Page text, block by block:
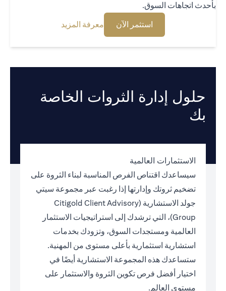
اتجاهات السوق.
استثمر الآنopens in a new tab
معرفة المزيدopens in a new tab
حلول إدارة الثروات الخاصة
الاستثمارات العالمية
سيساعدك اقتناص الفرص المناسبة لبناء الثروة على
تضخيم ثروتك وإدارتها إذا رغبت عبر مجموعة سيتي
جولد الاستشارية (Citigold Client Advisory
Group)، التي ترشدك إلى استراتيجيات الاستثمار
العالمية ومستجدات السوق، وتزودك بخدمات
استشارية استثمارية بأعلى مستوى من المهنية.
ستساعدك هذه المجموعة الاستشارية أيضًا في
اختيار أفضل فرص تكوين الثروة والاستثمار على
مستوى العالم.